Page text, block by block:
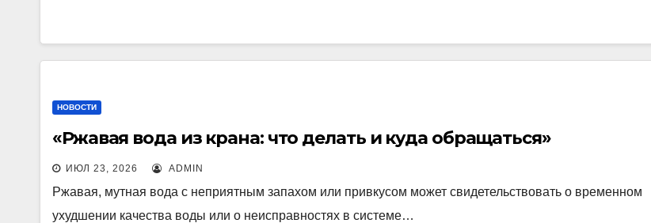
НОВОСТИ
«Ржавая вода из крана: что делать и куда обращаться»
ИЮЛ 23, 2026 ADMIN
Ржавая, мутная вода с неприятным запахом или привкусом может свидетельствовать о временном
ухудшении качества воды или о неисправностях в системе…